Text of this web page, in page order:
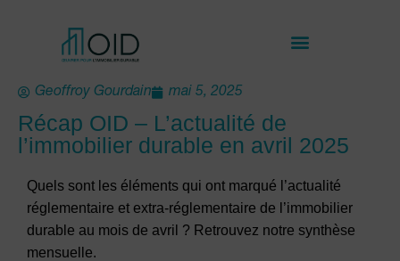
Geoffroy Gourdain mai 5, 2025
Récap OID – L’actualité de
l’immobilier durable en avril 2025
Quels sont les éléments qui ont marqué l’actualité
réglementaire et extra-réglementaire de l’immobilier
durable au mois de avril ? Retrouvez notre synthèse
mensuelle.